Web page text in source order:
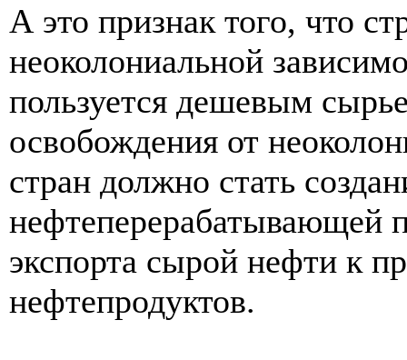
А это признак того, что
неоколониальной
пользуется дешевым
освобождения от
стран должно стать
нефтеперерабатывающей
экспорта сырой нефти к
нефтепродуктов.